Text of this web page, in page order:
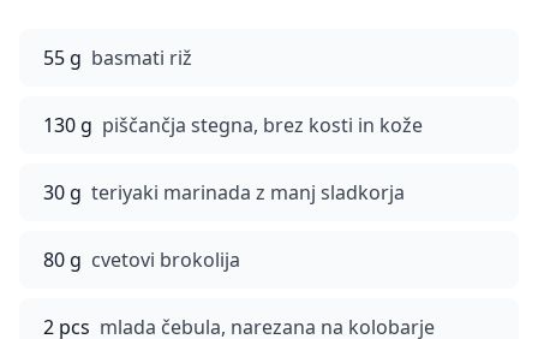
55 g basmati riž
130 g piščančja stegna, brez kosti in kože
30 g teriyaki marinada z manj sladkorja
80 g cvetovi brokolija
2 pcs mlada čebula, narezana na kolobarje